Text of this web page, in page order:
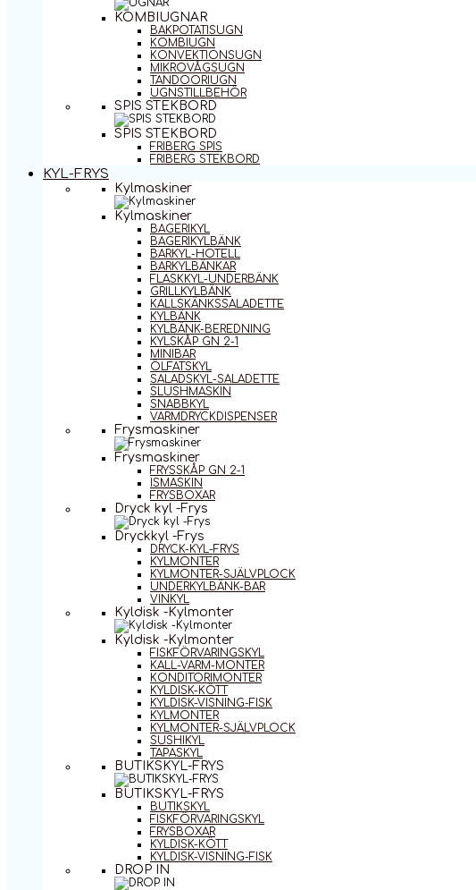
KOMBIUGNAR
BAKPOTATISUGN
KOMBIUGN
KONVEKTIONSUGN
MIKROVÅGSUGN
TANDOORIUGN
UGNSTILLBEHÖR
SPIS STEKBORD
SPIS STEKBORD
FRIBERG SPIS
FRIBERG STEKBORD
KYL-FRYS
Kylmaskiner
Kylmaskiner
BAGERIKYL
BAGERIKYLBÄNK
BARKYL-HOTELL
BARKYLBÄNKAR
FLASKKYL-UNDERBÄNK
GRILLKYLBÄNK
KALLSKÄNKSSALADETTE
KYLBÄNK
KYLBÄNK-BEREDNING
KYLSKÅP GN 2-1
MINIBAR
ÖLFATSKYL
SALADSKYL-SALADETTE
SLUSHMASKIN
SNABBKYL
VARMDRYCKDISPENSER
Frysmaskiner
Frysmaskiner
FRYSSKÅP GN 2-1
ISMASKIN
FRYSBOXAR
Dryck kyl -Frys
Dryckkyl -Frys
DRYCK-KYL-FRYS
KYLMONTER
KYLMONTER-SJÄLVPLOCK
UNDERKYLBÄNK-BAR
VINKYL
Kyldisk -Kylmonter
Kyldisk -Kylmonter
FISKFÖRVARINGSKYL
KALL-VARM-MONTER
KONDITORIMONTER
KYLDISK-KÖTT
KYLDISK-VISNING-FISK
KYLMONTER
KYLMONTER-SJÄLVPLOCK
SUSHIKYL
TAPASKYL
BUTIKSKYL-FRYS
BUTIKSKYL-FRYS
BUTIKSKYL
FISKFÖRVARINGSKYL
FRYSBOXAR
KYLDISK-KÖTT
KYLDISK-VISNING-FISK
DROP IN